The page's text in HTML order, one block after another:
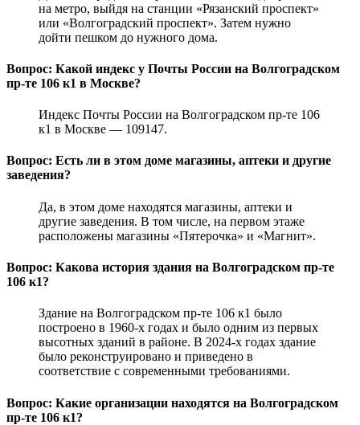
на метро, выйдя на станции «Рязанский проспект»
или «Волгоградский проспект». Затем нужно
дойти пешком до нужного дома.
Вопрос: Какой индекс у Почты России на Волгоградском
пр-те 106 к1 в Москве?
Индекс Почты России на Волгоградском пр-те 106
к1 в Москве — 109147.
Вопрос: Есть ли в этом доме магазины, аптеки и другие
заведения?
Да, в этом доме находятся магазины, аптеки и
другие заведения. В том числе, на первом этаже
расположены магазины «Пятерочка» и «Магнит».
Вопрос: Какова история здания на Волгоградском пр-те
106 к1?
Здание на Волгоградском пр-те 106 к1 было
построено в 1960-х годах и было одним из первых
высотных зданий в районе. В 2024-х годах здание
было реконструировано и приведено в
соответствие с современными требованиями.
Вопрос: Какие организации находятся на Волгоградском
пр-те 106 к1?